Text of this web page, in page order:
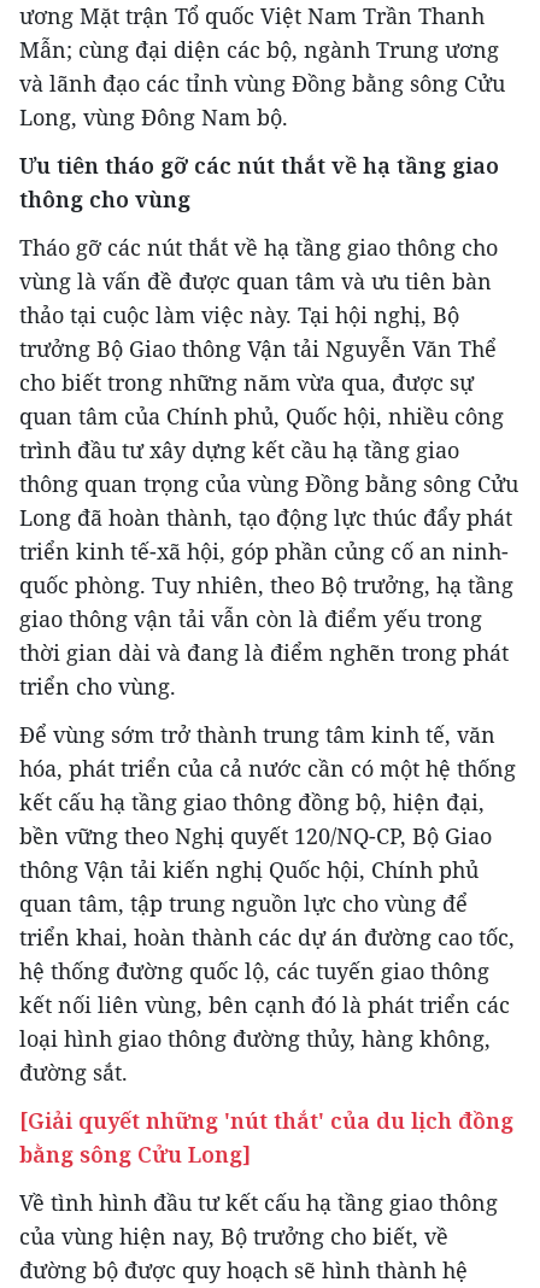
ương Mặt trận Tổ quốc Việt Nam Trần Thanh
Mẫn; cùng đại diện các bộ, ngành Trung ương
và lãnh đạo các tỉnh vùng Đồng bằng sông Cửu
Long, vùng Đông Nam bộ.
Ưu tiên tháo gỡ các nút thắt về hạ tầng giao
thông cho vùng
Tháo gỡ các nút thắt về hạ tầng giao thông cho
vùng là vấn đề được quan tâm và ưu tiên bàn
thảo tại cuộc làm việc này. Tại hội nghị, Bộ
trưởng Bộ Giao thông Vận tải Nguyễn Văn Thể
cho biết trong những năm vừa qua, được sự
quan tâm của Chính phủ, Quốc hội, nhiều công
trình đầu tư xây dựng kết cầu hạ tầng giao
thông quan trọng của vùng Đồng bằng sông Cửu
Long đã hoàn thành, tạo động lực thúc đẩy phát
triển kinh tế-xã hội, góp phần củng cố an ninh-
quốc phòng. Tuy nhiên, theo Bộ trưởng, hạ tầng
giao thông vận tải vẫn còn là điểm yếu trong
thời gian dài và đang là điểm nghẽn trong phát
triển cho vùng.
Để vùng sớm trở thành trung tâm kinh tế, văn
hóa, phát triển của cả nước cần có một hệ thống
kết cấu hạ tầng giao thông đồng bộ, hiện đại,
bền vững theo Nghị quyết 120/NQ-CP, Bộ Giao
thông Vận tải kiến nghị Quốc hội, Chính phủ
quan tâm, tập trung nguồn lực cho vùng để
triển khai, hoàn thành các dự án đường cao tốc,
hệ thống đường quốc lộ, các tuyến giao thông
kết nối liên vùng, bên cạnh đó là phát triển các
loại hình giao thông đường thủy, hàng không,
đường sắt.
[Giải quyết những 'nút thắt' của du lịch đồng
bằng sông Cửu Long]
Về tình hình đầu tư kết cấu hạ tầng giao thông
của vùng hiện nay, Bộ trưởng cho biết, về
đường bộ được quy hoạch sẽ hình thành hệ